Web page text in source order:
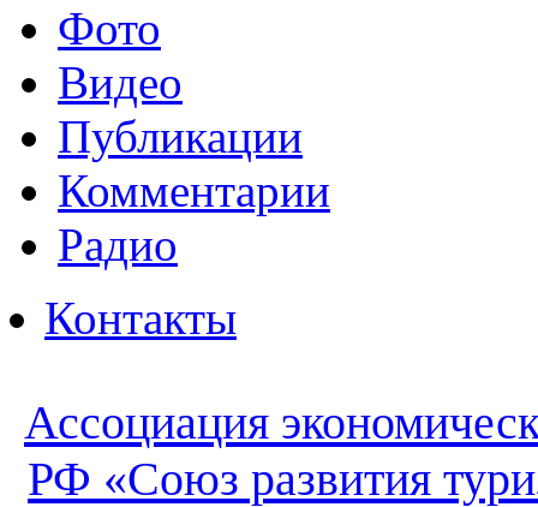
Фото
Видео
Публикации
Комментарии
Радио
Контакты
Ассоциация
РФ «Союз развития